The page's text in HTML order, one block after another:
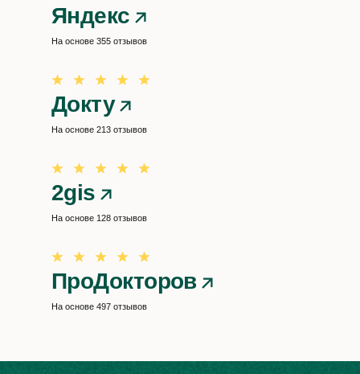
Яндекс
На основе 355 отзывов
Докту
На основе 213 отзывов
2gis
На основе 128 отзывов
ПроДокторов
На основе 497 отзывов